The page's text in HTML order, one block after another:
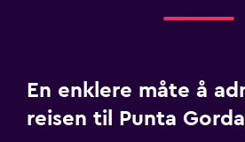
En enklere måte å
reisen til Punta